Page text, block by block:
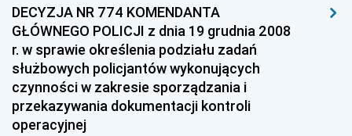
Dziennik Urzędowy Ministerstwa Hutnictwa i
Przemysłu Maszynowego
Dziennik Urzędowy Ministerstwa Zdrowia i Opieki
Społecznej
Dziennik Urzędowy Ministerstwa Rolnictwa, Leśnictwa
i Gospodarki Żywnościowej
DECYZJA NR 774 KOMENDANTA
GŁÓWNEGO POLICJI z dnia 19 grudnia 2008
r. w sprawie określenia podziału zadań
służbowych policjantów wykonujących
czynności w zakresie sporządzania i
przekazywania dokumentacji kontroli
operacyjnej